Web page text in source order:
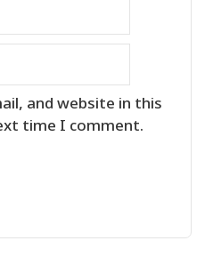
and website in this
time I comment.